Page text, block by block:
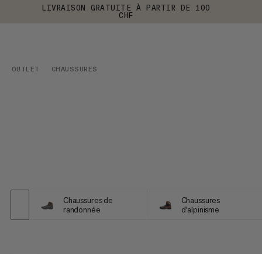
LIVRAISON GRATUITE À PARTIR DE 100
CHF
OUTLET CHAUSSURES
Chaussures de
randonnée
Chaussures
d'alpinisme